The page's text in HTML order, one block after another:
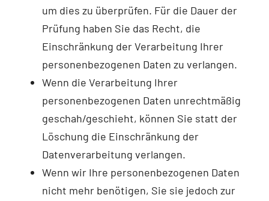
um dies zu überprüfen. Für die Dauer der
Prüfung haben Sie das Recht, die
Einschränkung der Verarbeitung Ihrer
personenbezogenen Daten zu verlangen.
Wenn die Verarbeitung Ihrer
personenbezogenen Daten unrechtmäßig
geschah/geschieht, können Sie statt der
Löschung die Einschränkung der
Datenverarbeitung verlangen.
Wenn wir Ihre personenbezogenen Daten
nicht mehr benötigen, Sie sie jedoch zur